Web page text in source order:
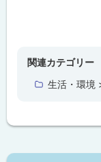
関連カテゴリー
生活・環境